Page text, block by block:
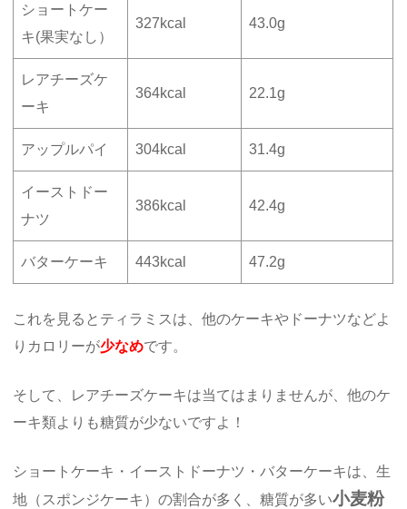
ショートケー
キ(果実なし）
327kcal 43.0g
レアチーズケ
ーキ
364kcal 22.1g
アップルパイ 304kcal 31.4g
イーストドー
ナツ
386kcal 42.4g
バターケーキ 443kcal 47.2g
これを見るとティラミスは、他のケーキやドーナツなどよ
りカロリーが少なめです。
そして、レアチーズケーキは当てはまりませんが、他のケ
ーキ類よりも糖質が少ないですよ！
ショートケーキ・イーストドーナツ・バターケーキは、生
地（スポンジケーキ）の割合が多く、糖質が多い小麦粉